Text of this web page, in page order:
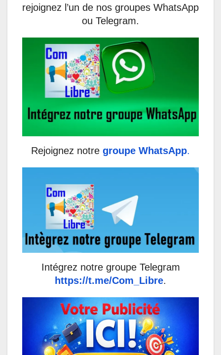
rejoignez l’un de nos groupes WhatsApp
ou Telegram.
Rejoignez notre groupe WhatsApp.
Intégrez notre groupe Telegram
https://t.me/Com_Libre.